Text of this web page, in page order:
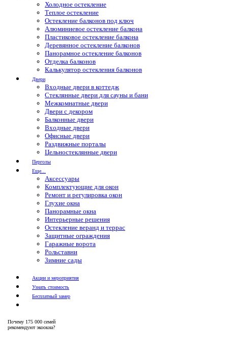
Холодное остекление
Теплое остекление
Остекление балконов под ключ
Алюминиевое остекление балкона
Пластиковое остекление балкона
Деревянное остекление балконов
Панорамное остекление балконов
Отделка балконов
Калькулятор остекления балконов
Двери
Входные двери в коттедж
Стеклянные двери для сауны и бани
Межкомнатные двери
Двери с декором
Балконные двери
Входные двери
Офисные двери
Раздвижные порталы
Цельностеклянные двери
Перголы
Еще...
Аксессуары
Комплектующие для окон
Ремонт и регулировка окон
Глухие окна
Панорамные окна
Интерьерные решения
Остекление веранд и террас
Защитные ограждения
Гаражные ворота
Рольставни
Зимние сады
Акции и мероприятия
Узнать стоимость
Бесплатный замер
Почему 175 000 семей
рекомендуют экоокна?